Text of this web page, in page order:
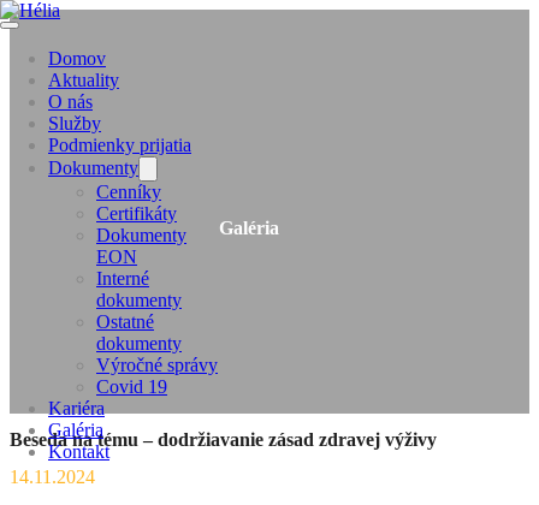
Domov
Aktuality
O nás
Služby
Podmienky prijatia
Dokumenty
Cenníky
Certifikáty
Dokumenty
EON
Interné
dokumenty
Ostatné
dokumenty
Výročné správy
Covid 19
Kariéra
Galéria
Kontakt
Galéria
Beseda na tému – dodržiavanie zásad zdravej výživy
14.11.2024